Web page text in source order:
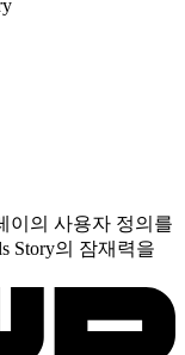
이의 사용자 정의를
Story의 잠재력을